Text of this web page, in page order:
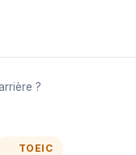
?
TOEIC